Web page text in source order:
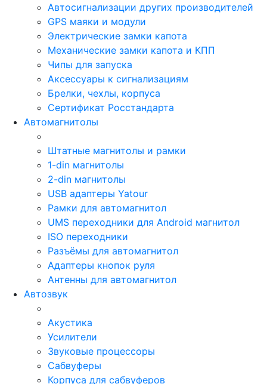
Автосигнализации других производителей
GPS маяки и модули
Электрические замки капота
Механические замки капота и КПП
Чипы для запуска
Аксессуары к сигнализациям
Брелки, чехлы, корпуса
Сертификат Росстандарта
Автомагнитолы
Штатные магнитолы и рамки
1-din магнитолы
2-din магнитолы
USB адаптеры Yatour
Рамки для автомагнитол
UMS переходники для Android магнитол
ISO переходники
Разъёмы для автомагнитол
Адаптеры кнопок руля
Антенны для автомагнитол
Автозвук
Акустика
Усилители
Звуковые процессоры
Сабвуферы
Корпуса для сабвуферов